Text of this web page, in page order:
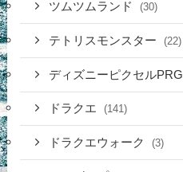
ツムツムランド (30)
テトリスモンスター (22)
ディズニーピクセルPRG
ドラクエ (141)
ドラクエウォーク (3)